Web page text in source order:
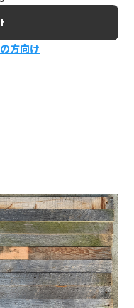
方向け